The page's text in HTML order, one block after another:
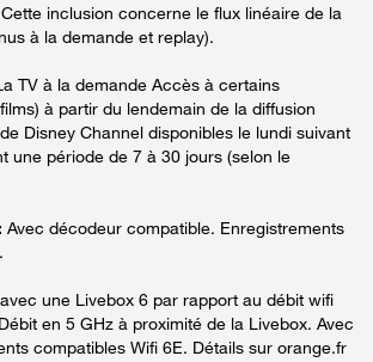
inclusion concerne le flux linéaire de la
à la demande et replay).
TV à la demande Accès à certains
à partir du lendemain de la diffusion
Disney Channel disponibles le lundi suivant
une période de 7 à 30 jours (selon le
Avec décodeur compatible. Enregistrements
une Livebox 6 par rapport au débit wifi
en 5 GHz à proximité de la Livebox. Avec
compatibles Wifi 6E. Détails sur orange.fr